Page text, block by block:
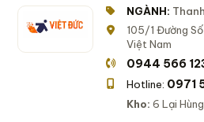
NGÀNH:
105/1 Đường Số
Việt Nam
0944 566
Hotline: 0971
Kho: 6 Lại